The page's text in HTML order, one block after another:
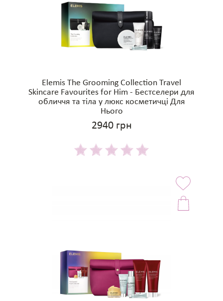
Elemis The Grooming Collection Travel
Skincare Favourites for Him - Бестселери для
обличчя та тіла у люкс косметичці Для
Нього
2940 грн